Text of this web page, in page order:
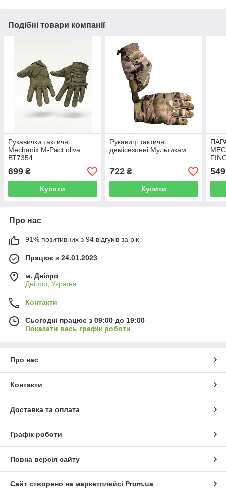
Подібні товари компанії
Рукавички тактичні
Mechanix M-Pact oliva
ВТ7354
699 ₴
Купити
Рукавиці тактичні
демісезонні Мультикам
722₴
Купити
549
Про нас
91% позитивних з 94 відгуків за рік
Працює з 24.01.2023
м. Дніпро
Дніпро, Україна
Контакти
Сьогодні працює з 09:00 до 19:00
Показати весь графік роботи
Про нас
Контакти
Доставка та оплата
Графік роботи
Повна версія сайту
Сайт створено на маркетплейсі Prom.ua